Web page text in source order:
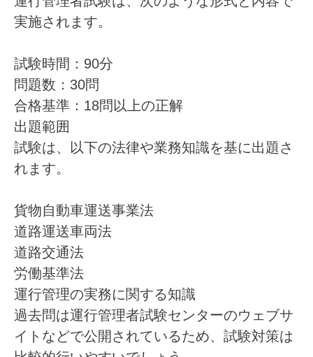
実施されます。
試験時間：90分
問題数：30問
合格基準：18問以上の正解
出題範囲
試験は、以下の法律や業務知識を基に出題さ
れます。
貨物自動車運送事業法
道路運送車両法
道路交通法
労働基準法
運行管理の実務に関する知識
過去問は運行管理者試験センターのウェブサ
イトなどで公開されているため、試験対策は